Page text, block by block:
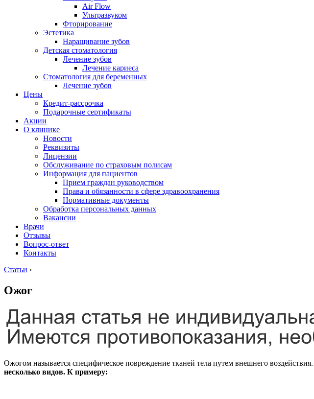
Air Flow
Ультразвуком
Фторирование
Эстетика
Наращивание зубов
Детская стоматология
Лечение зубов
Лечение кариеса
Стоматология для беременных
Лечение зубов
Цены
Кредит-рассрочка
Подарочные сертификаты
Акции
О клинике
Новости
Реквизиты
Лицензии
Обслуживание по страховым полисам
Информация для пациентов
Прием граждан руководством
Права и обязанности в сфере здравоохранения
Нормативные документы
Обработка персональных данных
Вакансии
Врачи
Отзывы
Вопрос-ответ
Контакты
Статьи ›
Ожог
Ожогом называется специфическое повреждение тканей тела путем внешнего воздействия.
несколько видов. К примеру: